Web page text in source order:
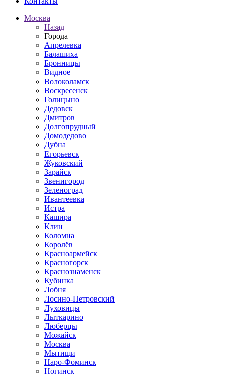
Москва
Назад
Города
Апрелевка
Балашиха
Бронницы
Видное
Волоколамск
Воскресенск
Голицыно
Дедовск
Дмитров
Долгопрудный
Домодедово
Дубна
Егорьевск
Жуковский
Зарайск
Звенигород
Зеленоград
Ивантеевка
Истра
Кашира
Клин
Коломна
Королёв
Красноармейск
Красногорск
Краснознаменск
Кубинка
Лобня
Лосино-Петровский
Луховицы
Лыткарино
Люберцы
Можайск
Москва
Мытищи
Наро-Фоминск
Ногинск